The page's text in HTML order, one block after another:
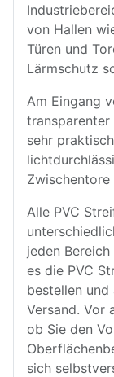
von Hallen
Türen und
Lärmschutz
Am Eingang
transparenter
sehr
Alle PVC
jeden
es die PVC
bestellen
Versand. Vor
ob Sie den
sich